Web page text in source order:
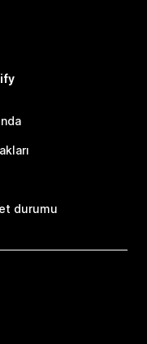
durumu